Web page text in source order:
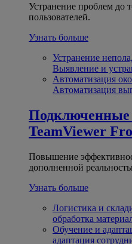
Устранение проблем до
пользователей.
Узнать больше
Устранение
Выявление и
Автоматизация
Автоматизация
Подключенные
TeamViewer
Повышение
дополненной
Узнать больше
Логистика и
обработка
Обучение и
адаптация